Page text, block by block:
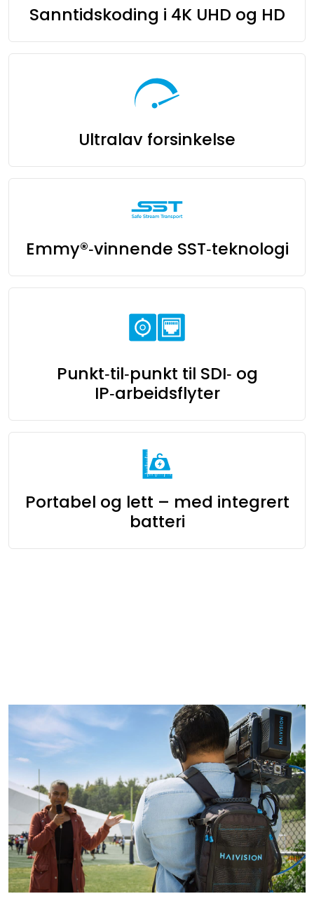
Sanntidskoding i 4K UHD og HD
Ultralav forsinkelse
Emmy®‑vinnende SST‑teknologi
Punkt‑til‑punkt til SDI‑ og
IP‑arbeidsflyter
Portabel og lett – med integrert
batteri